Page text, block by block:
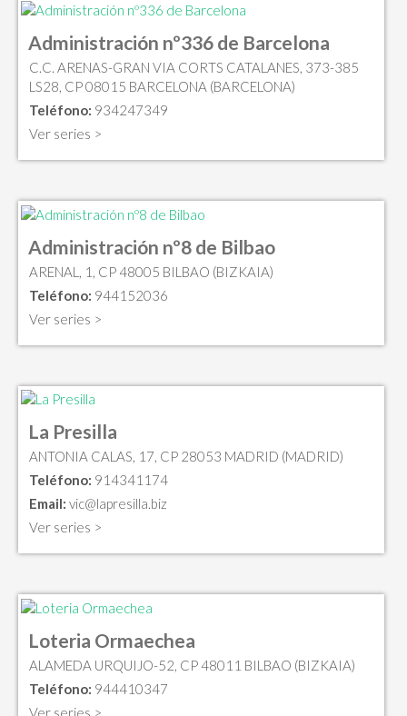
Administración nº336 de Barcelona
C.C. ARENAS-GRAN VIA CORTS CATALANES, 373-385
LS28, CP 08015 BARCELONA (BARCELONA)
Teléfono: 934247349
Ver series >
Administración nº8 de Bilbao
ARENAL, 1, CP 48005 BILBAO (BIZKAIA)
Teléfono: 944152036
Ver series >
La Presilla
ANTONIA CALAS, 17, CP 28053 MADRID (MADRID)
Teléfono: 914341174
Email: vic@lapresilla.biz
Ver series >
Loteria Ormaechea
ALAMEDA URQUIJO-52, CP 48011 BILBAO (BIZKAIA)
Teléfono: 944410347
Ver series >